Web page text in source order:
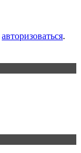
авторизоваться.